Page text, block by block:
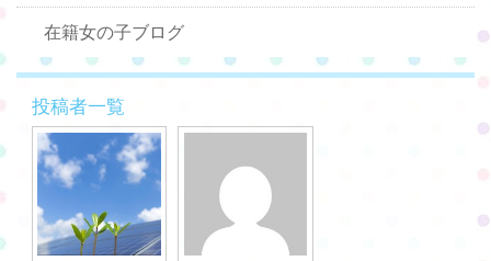
在籍女の子ブログ
投稿者一覧